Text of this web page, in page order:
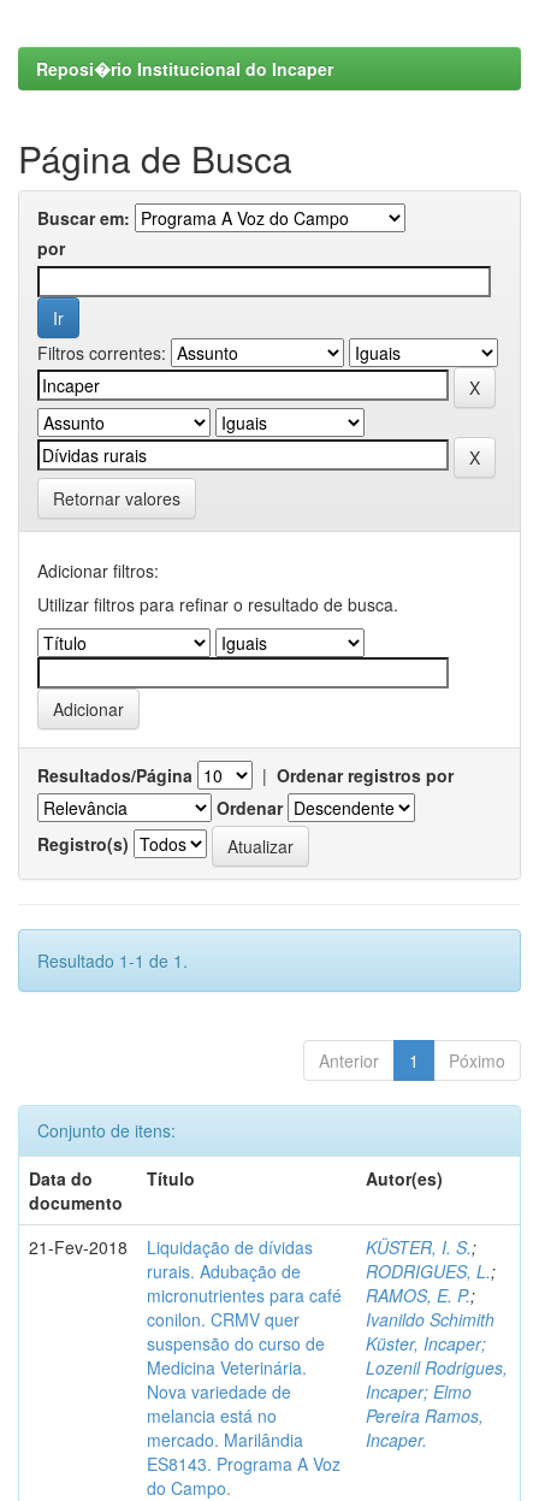
Reposi�rio Institucional do Incaper
Página de Busca
Buscar em:
por
Filtros correntes:
Retornar valores
Adicionar filtros:
Utilizar filtros para refinar o resultado de busca.
Resultados/Página | Ordenar registros por
Ordenar
Registro(s)
Resultado 1-1 de 1.
Anterior 1 Póximo
Conjunto de itens:
Data do
documento
Título Autor(es)
21-Fev-2018
Liquidação de dívidas
rurais. Adubação de
micronutrientes para café
conilon. CRMV quer
suspensão do curso de
Medicina Veterinária.
Nova variedade de
melancia está no
mercado. Marilândia
ES8143. Programa A Voz
do Campo.
KÜSTER, I. S.;
RODRIGUES, L.;
RAMOS, E. P.;
Ivanildo Schimith
Küster, Incaper;
Lozenil Rodrigues,
Incaper; Elmo
Pereira Ramos,
Incaper.